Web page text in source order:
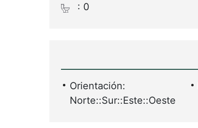
: 0
Orientación:
Norte::Sur::Este::Oeste